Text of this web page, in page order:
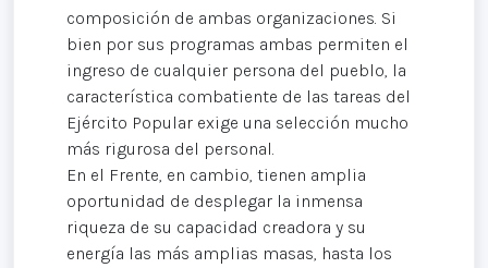
composición de ambas organizaciones. Si
bien por sus programas ambas permiten el
ingreso de cualquier persona del pueblo, la
característica combatiente de las tareas del
Ejército Popular exige una selección mucho
más rigurosa del personal.
En el Frente, en cambio, tienen amplia
oportunidad de desplegar la inmensa
riqueza de su capacidad creadora y su
energía las más amplias masas, hasta los